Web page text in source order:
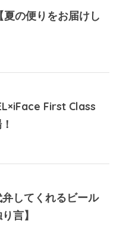
の便りをお届けし
First Class
してくれるビール
言】